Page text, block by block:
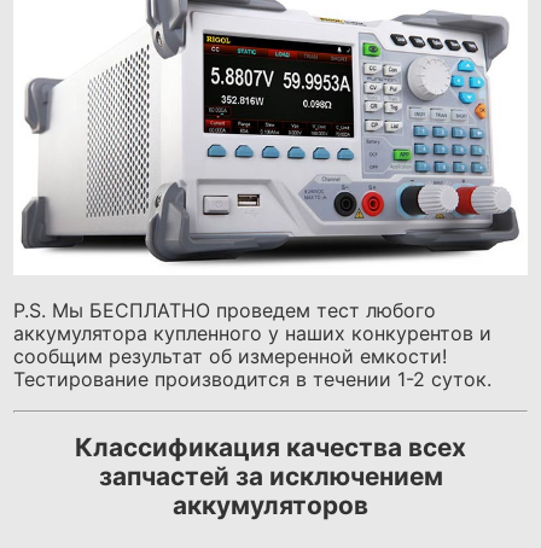
P.S. Мы БЕСПЛАТНО проведем тест любого
аккумулятора купленного у наших конкурентов и
сообщим результат об измеренной емкости!
Тестирование производится в течении 1-2 суток.
Классификация качества всех
запчастей за исключением
аккумуляторов